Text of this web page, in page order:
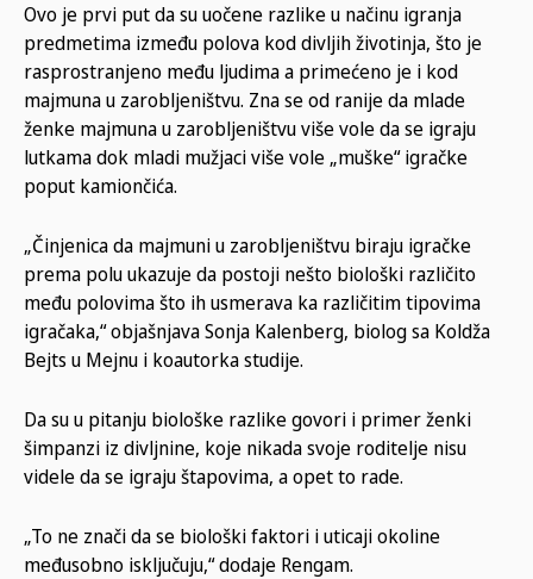
Ovo je prvi put da su uočene razlike u načinu igranja
predmetima između polova kod divljih životinja, što je
rasprostranjeno među ljudima a primećeno je i kod
majmuna u zarobljeništvu. Zna se od ranije da mlade
ženke majmuna u zarobljeništvu više vole da se igraju
lutkama dok mladi mužjaci više vole „muške“ igračke
poput kamiončića.
„Činjenica da majmuni u zarobljeništvu biraju igračke
prema polu ukazuje da postoji nešto biološki različito
među polovima što ih usmerava ka različitim tipovima
igračaka,“ objašnjava Sonja Kalenberg, biolog sa Koldža
Bejts u Mejnu i koautorka studije.
Da su u pitanju biološke razlike govori i primer ženki
šimpanzi iz divljnine, koje nikada svoje roditelje nisu
videle da se igraju štapovima, a opet to rade.
„To ne znači da se biološki faktori i uticaji okoline
međusobno isključuju,“ dodaje Rengam.